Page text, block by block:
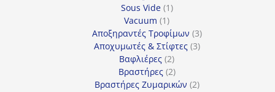
Sous Vide 11
Vacuum 11
προϊόν
Αποξηραντές Τροφίμων 33
προϊόντα
Αποχυμωτές & Στίφτες 33
Βαφλιέρες 22
προϊόντα
Βραστήρες 22
προϊόντα
Βραστήρες Ζυμαρικών 22